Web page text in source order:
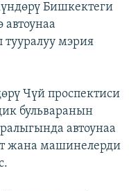
Бишкектеги
автоунаа
мэрия
Чүй проспектиси
бульваранын
автоунаа
жана машинелерди